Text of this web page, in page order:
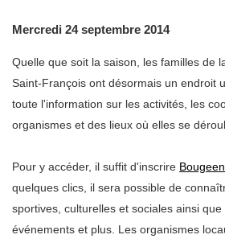
Mercredi 24 septembre 2014
Quelle que soit la saison, les familles de
Saint-François ont désormais un endroit
toute l'information sur les activités, les
organismes et des lieux où elles se
Pour y accéder, il suffit d'inscrire
quelques clics, il sera possible de
sportives, culturelles et sociales ainsi que
événements et plus. Les organismes